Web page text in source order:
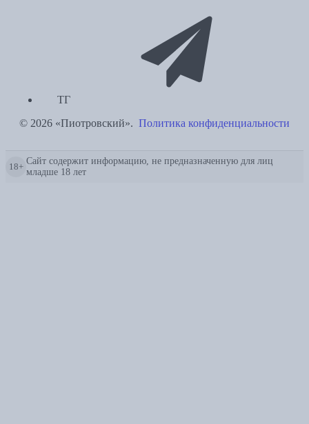
ТГ
© 2026 «Пиотровский». Политика конфиденциальности
18+
Сайт содержит информацию, не предназначенную для лиц
младше 18 лет